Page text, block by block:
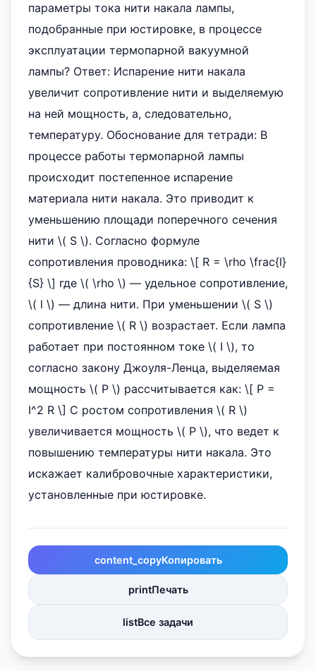
параметры тока нити накала лампы,
подобранные при юстировке, в процессе
эксплуатации термопарной вакуумной
лампы? Ответ: Испарение нити накала
увеличит сопротивление нити и выделяемую
на ней мощность, а, следовательно,
температуру. Обоснование для тетради: В
процессе работы термопарной лампы
происходит постепенное испарение
материала нити накала. Это приводит к
уменьшению площади поперечного сечения
нити \( S \). Согласно формуле
сопротивления проводника: \[ R = \rho \frac{l}
{S} \] где \( \rho \) — удельное сопротивление,
\( l \) — длина нити. При уменьшении \( S \)
сопротивление \( R \) возрастает. Если лампа
работает при постоянном токе \( I \), то
согласно закону Джоуля-Ленца, выделяемая
мощность \( P \) рассчитывается как: \[ P =
I^2 R \] С ростом сопротивления \( R \)
увеличивается мощность \( P \), что ведет к
повышению температуры нити накала. Это
искажает калибровочные характеристики,
установленные при юстировке.
content_copyКопировать
printПечать
listВсе задачи